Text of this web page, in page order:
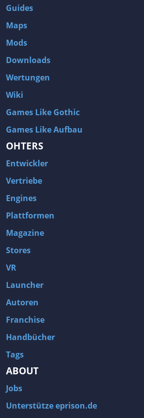
Guides
Maps
Mods
Downloads
Wertungen
Wiki
Games Like Gothic
Games Like Aufbau
OHTERS
Entwickler
Vertriebe
Engines
Plattformen
Magazine
Stores
VR
Launcher
Autoren
Franchise
Handbücher
Tags
ABOUT
Jobs
Unterstütze eprison.de